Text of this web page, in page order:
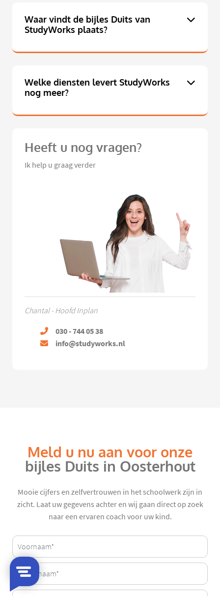
Waar vindt de bijles Duits van
StudyWorks plaats?
Welke diensten levert StudyWorks
nog meer?
Heeft u nog vragen?
Ik help u graag verder
Chantal - Hoofd Inplan
030 - 744 05 38
info@studyworks.nl
Meld u nu aan voor onze
bijles Duits in Oosterhout
Mooie cijfers en zelfvertrouwen in het schoolwerk zijn in
zicht. Laat uw gegevens achter en wij gaan direct op zoek
naar een ervaren coach voor uw kind.